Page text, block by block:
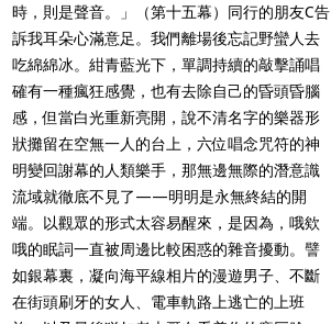
時，則是聲音。」（第十五幕）同行的朋友C告
訴我耳朵心滿意足。我們離場後忘記野蠻人去
吃綿綿冰。紺青藍光下，單調持續的敲擊誦唱
確有一種瘋狂感覺，也有去除自己的昏頭昏腦
感，但當白光重新亮開，說不清名字的樂器形
狀攤留在空無一人的台上，六位唱念咒符的神
明變回謝幕的人類樂手，那無邊無際的潛意識
流域就徹底不見了——明明是永無終結的開
端。以觀眾的形式太容易醒來，是因為，哦欸
哦的眠詞一直被周邊比較困惑的雜音擾動。譬
如銀幕裏，凝向海平線相片的漫遊男子、不斷
在街頭刷牙的女人、電車軌路上逃亡的上班